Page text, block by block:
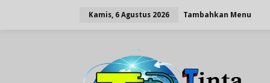
Kamis, 6 Agustus 2026 Tambahkan Menu